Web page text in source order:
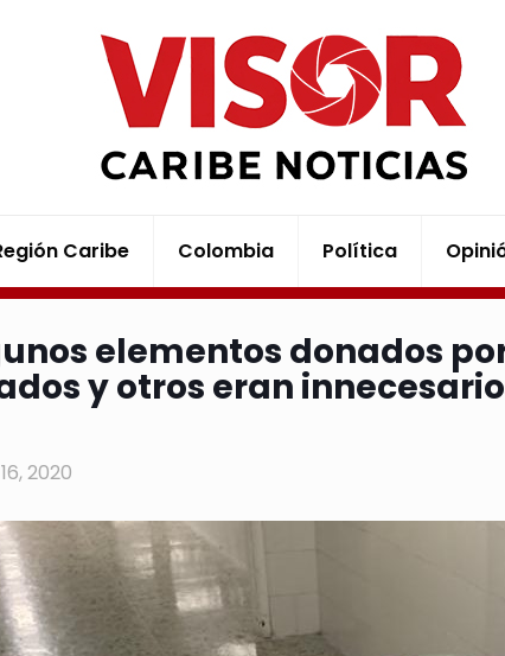
Caribe Colombia Política
elementos donados
y otros eran
2020